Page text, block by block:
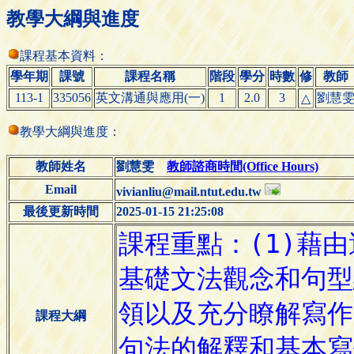
教學大綱與進度
課程基本資料：
學年期
課號 課程名稱 階段 學分 時數 修
教師
113-1
335056 英文溝通與應用(一) 1 2.0 3 △ 劉慧雯
教學大綱與進度：
教師姓名 劉慧雯教師諮商時間(Office Hours)
Email
vivianliu@mail.ntut.edu.tw
最後更新時間
2025-01-15 21:25:08
課程大綱